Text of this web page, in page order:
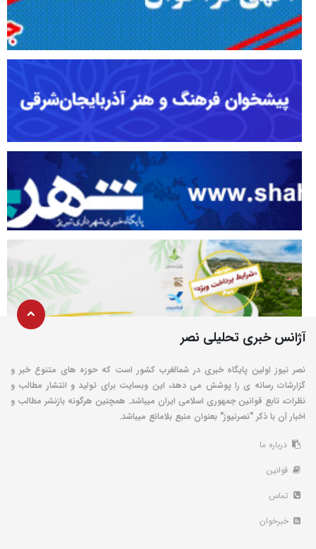
آژانس خبری تحلیلی نصر
نصر نیوز اولین پایگاه خبری در شمالغرب کشور است که حوزه های متنوع خبر و
گزارشات رسانه ی را پوشش می دهد، این وبسایت برای تولید و انتشار مطالب و
نظرات، تابع قوانین جمهوری اسلامی ایران میباشد. همچنین هرگونه بازنشر مطالب و
اخبار آن با ذکر "نصرنیوز" بعنوان منبع بلامانع میباشد.
درباره ما
قوانین
تماس
خبرخوان